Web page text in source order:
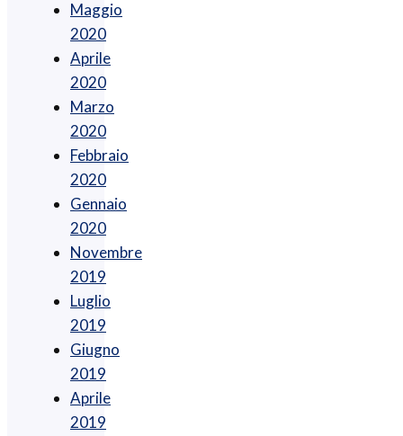
Maggio
2020
Aprile
2020
Marzo
2020
Febbraio
2020
Gennaio
2020
Novembre
2019
Luglio
2019
Giugno
2019
Aprile
2019